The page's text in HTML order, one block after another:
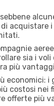
acquistare
sia i
più
economici:
costosi
offerte più